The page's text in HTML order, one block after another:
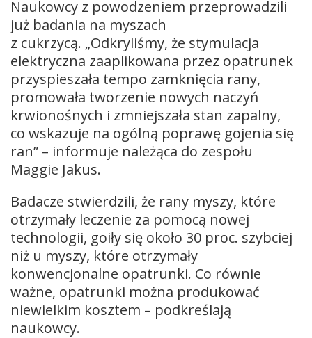
Naukowcy z powodzeniem przeprowadzili
już badania na myszach
z cukrzycą. „Odkryliśmy, że stymulacja
elektryczna zaaplikowana przez opatrunek
przyspieszała tempo zamknięcia rany,
promowała tworzenie nowych naczyń
krwionośnych i zmniejszała stan zapalny,
co wskazuje na ogólną poprawę gojenia się
ran” – informuje należąca do zespołu
Maggie Jakus.
Badacze stwierdzili, że rany myszy, które
otrzymały leczenie za pomocą nowej
technologii, goiły się około 30 proc. szybciej
niż u myszy, które otrzymały
konwencjonalne opatrunki. Co równie
ważne, opatrunki można produkować
niewielkim kosztem – podkreślają
naukowcy.